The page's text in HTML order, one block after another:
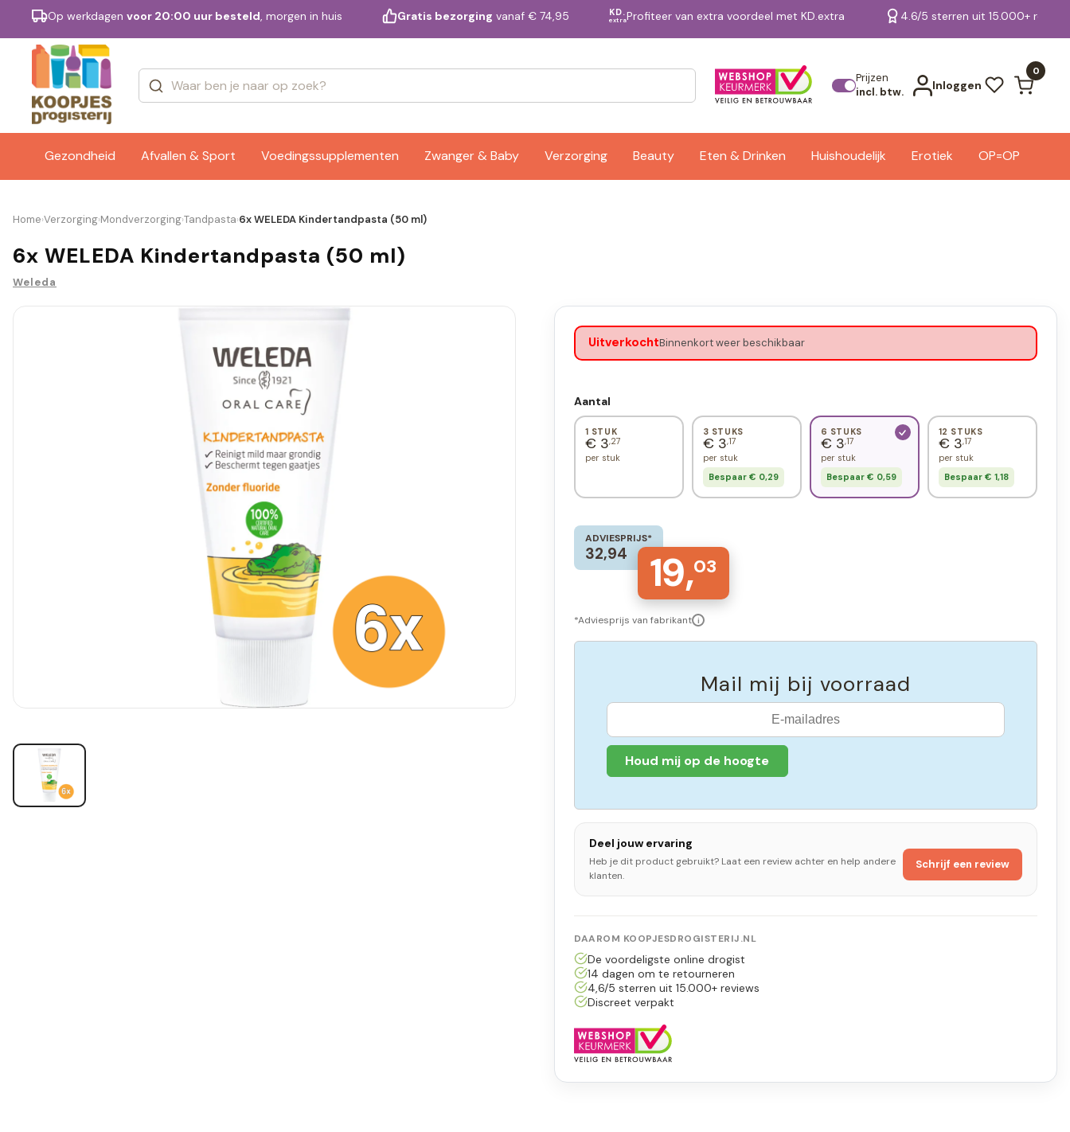
Op werkdagen voor 20:00 uur besteld, morgen in huis Gratis bezorging vanaf € 74,95 KD.
extraProfiteer van extra voordeel met KD.extra 4.6/5 sterren uit 15.000+
Prijzen
incl. btw.
Inloggen
0
Gezondheid Afvallen & Sport Voedingssupplementen Zwanger & Baby Verzorging Beauty Eten & Drinken Huishoudelijk Erotiek OP=OP
Merken Bekijk alle resultaten
Home›Verzorging›Mondverzorging›Tandpasta›6x WELEDA Kindertandpasta (50 ml)
6x WELEDA Kindertandpasta (50 ml)
Weleda
UitverkochtBinnenkort weer beschikbaar
Aantal
1 STUK
€ 3,27
per stuk
3 STUKS
€ 3,17
per stuk
Bespaar € 0,29
6 STUKS
€ 3,17
per stuk
Bespaar € 0,59
12 STUKS
€ 3,17
per stuk
Bespaar € 1,18
ADVIESPRIJS*
32,94 19,03
*Adviesprijs van fabrikant i
Mail mij bij voorraad
Houd mij op de hoogte
Deel jouw ervaring
Heb je dit product gebruikt? Laat een review achter en help andere
klanten.
Schrijf een review
DAAROM KOOPJESDROGISTERIJ.NL
De voordeligste online drogist
14 dagen om te retourneren
4,6/5 sterren uit 15.000+ reviews
Discreet verpakt